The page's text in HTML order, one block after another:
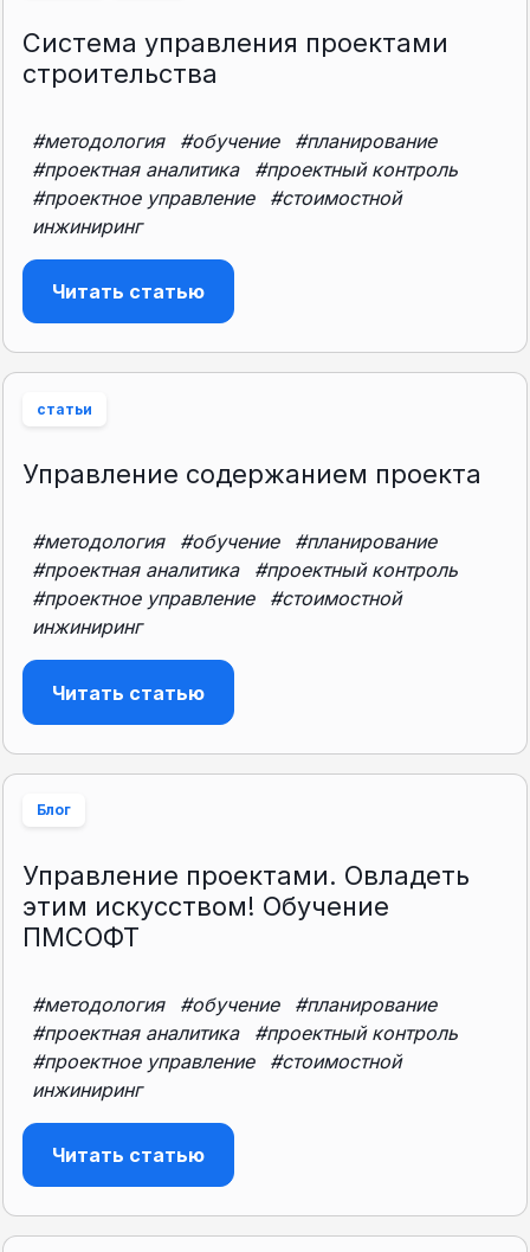
Система управления проектами
строительства
#методология #обучение
#планирование
#проектная аналитика
#проектный контроль
#проектное управление
#стоимостной
инжиниринг
Читать статью
статьи
Управление содержанием проекта
#методология #обучение
#планирование
#проектная аналитика
#проектный контроль
#проектное управление
#стоимостной
инжиниринг
Читать статью
Блог
Управление проектами. Овладеть
этим искусством! Обучение
ПМСОФТ
#методология #обучение
#планирование
#проектная аналитика
#проектный контроль
#проектное управление
#стоимостной
инжиниринг
Читать статью